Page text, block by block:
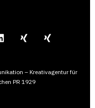
– Kreativagentur für
PR 1929